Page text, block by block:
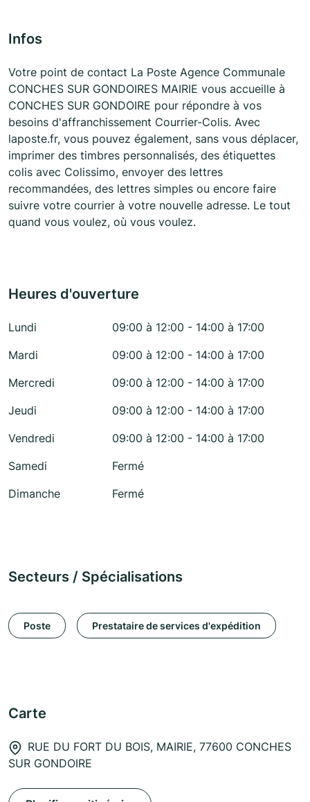
Infos
Votre point de contact La Poste Agence Communale
CONCHES SUR GONDOIRES MAIRIE vous accueille à
CONCHES SUR GONDOIRE pour répondre à vos
besoins d'affranchissement Courrier-Colis. Avec
laposte.fr, vous pouvez également, sans vous déplacer,
imprimer des timbres personnalisés, des étiquettes
colis avec Colissimo, envoyer des lettres
recommandées, des lettres simples ou encore faire
suivre votre courrier à votre nouvelle adresse. Le tout
quand vous voulez, où vous voulez.
Heures d'ouverture
Lundi
09:00 à 12:00 - 14:00 à 17:00
Mardi
09:00 à 12:00 - 14:00 à 17:00
Mercredi
09:00 à 12:00 - 14:00 à 17:00
Jeudi
09:00 à 12:00 - 14:00 à 17:00
Vendredi
09:00 à 12:00 - 14:00 à 17:00
Samedi
Fermé
Dimanche
Fermé
Secteurs / Spécialisations
Poste Prestataire de services d'expédition
Carte
RUE DU FORT DU BOIS, MAIRIE, 77600 CONCHES
SUR GONDOIRE